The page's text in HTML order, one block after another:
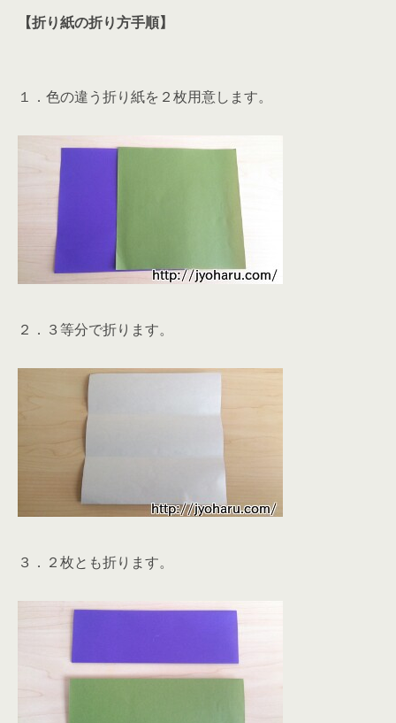
【折り紙の折り方手順】
１．色の違う折り紙を２枚用意します。
２．３等分で折ります。
３．２枚とも折ります。